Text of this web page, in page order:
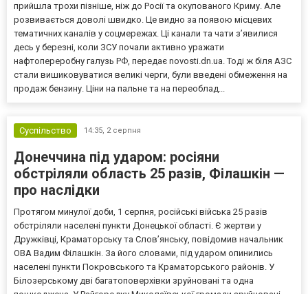
прийшла трохи пізніше, ніж до Росії та окупованого Криму. Але
розвивається доволі швидко. Це видно за появою місцевих
тематичних каналів у соцмережах. Ці канали та чати з’явилися
десь у березні, коли ЗСУ почали активно уражати
нафтопереробну галузь РФ, передає novosti.dn.ua. Тоді ж біля АЗС
стали вишиковуватися великі черги, були введені обмеження на
продаж бензину. Ціни на пальне та на переоблад...
Суспільство 14:35, 2 серпня
Донеччина під ударом: росіяни
обстріляли область 25 разів, Філашкін —
про наслідки
Протягом минулої доби, 1 серпня, російські війська 25 разів
обстріляли населені пункти Донецької області. Є жертви у
Дружківці, Краматорську та Слов’янську, повідомив начальник
ОВА Вадим Філашкін. За його словами, під ударом опинились
населені пункти Покровського та Краматорського районів. У
Білозерському дві багатоповерхівки зруйновані та одна